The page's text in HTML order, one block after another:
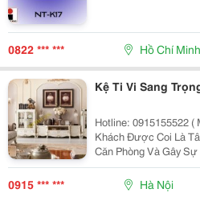
0822 *** *** Hồ Chí Minh
Kệ Ti Vi Sang
Hotline: 0915155522 ( Mr Thành) Kệ
Khách Được Coi Là
Căn Phòng Và Gây
Cũng Như Khách Đến
Cẩn Trọng Khi Lựa
0915 *** *** Hà Nội